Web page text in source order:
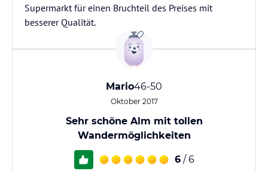
Supermarkt für einen Bruchteil des Preises mit
besserer Qualität.
Mario46-50
Oktober 2017
Sehr schöne Alm mit tollen
Wandermöglichkeiten
6 / 6